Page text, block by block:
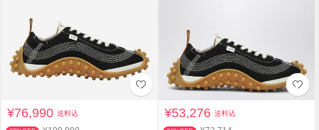
¥76,990送料込 ¥53,276送料込